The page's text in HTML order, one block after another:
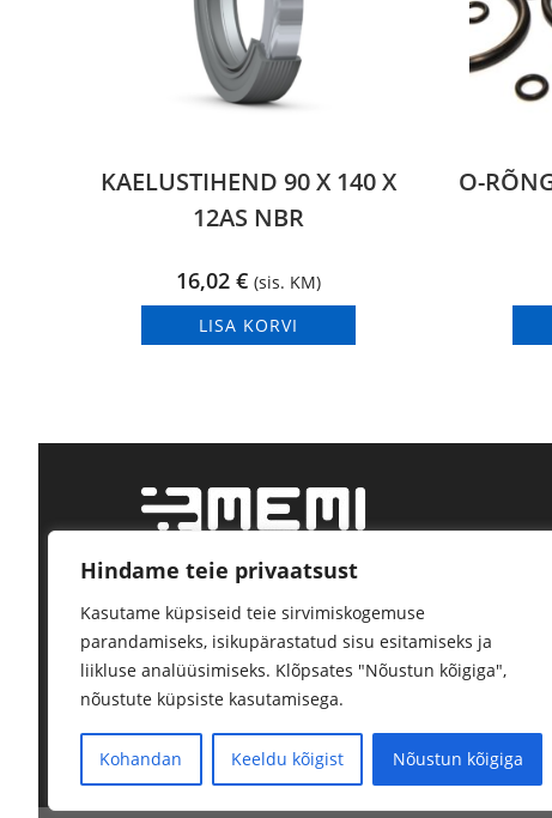
Hindame teie privaatsust
Kasutame küpsiseid teie sirvimiskogemuse
parandamiseks, isikupärastatud sisu esitamiseks ja
liikluse analüüsimiseks. Klõpsates "Nõustun kõigiga",
nõustute küpsiste kasutamisega.
Kohandan Keeldu kõigist Nõustun kõigiga
KAELUSTIHEND 90 X 140 X
12AS NBR
16,02 € (sis. KM)
LISA KORVI
O-
Kindel tarne, kõrge kvaliteet.